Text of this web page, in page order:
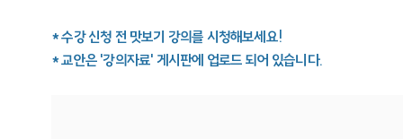
* 수강 신청 전 맛보기 강의를 시청해보세요!
* 교안은 '강의자료' 게시판에 업로드 되어 있습니다.